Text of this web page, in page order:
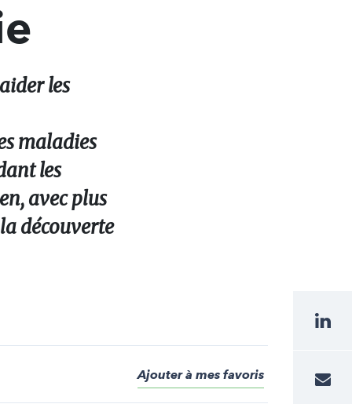
les
maladies
les
avec plus
découverte
Ajouter à mes favoris